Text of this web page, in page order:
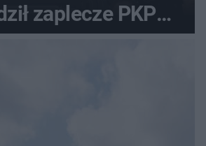
zaplecze PKP
Intercity